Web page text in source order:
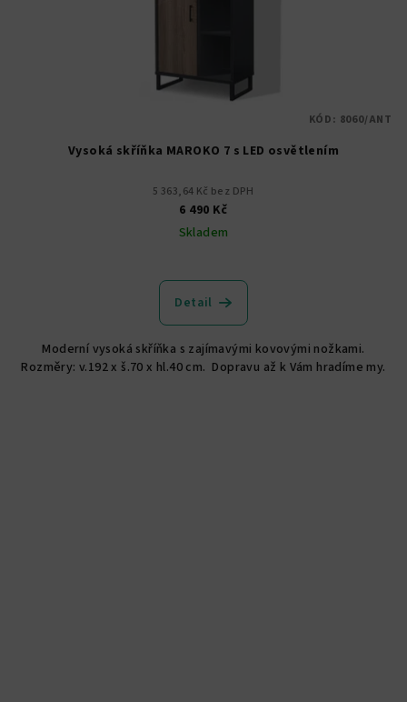
Vysoká skříňka MAROKO 7 s LED osvětlením
5 363,64 Kč bez DPH
6 490 Kč
Skladem
Detail
Moderní vysoká skříňka s zajímavými kovovými nožkami.
Rozměry: v.192 x š.70 x hl.40 cm. Dopravu až k Vám hradíme my.
KÓD: 8060/ANT